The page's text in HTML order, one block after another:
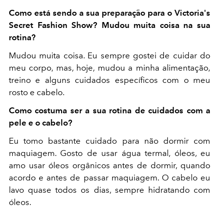
Como está sendo a sua preparação para o Victoria's
Secret Fashion Show? Mudou muita coisa na sua
rotina?
Mudou muita coisa. Eu sempre gostei de cuidar do
meu corpo, mas, hoje, mudou a minha alimentação,
treino e alguns cuidados específicos com o meu
rosto e cabelo.
Como costuma ser a sua rotina de cuidados com a
pele e o cabelo?
Eu tomo bastante cuidado para não dormir com
maquiagem. Gosto de usar água termal, óleos, eu
amo usar óleos orgânicos antes de dormir, quando
acordo e antes de passar maquiagem. O cabelo eu
lavo quase todos os dias, sempre hidratando com
óleos.